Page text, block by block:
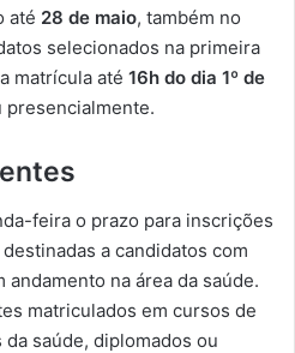
até 28 de maio, também no
selecionados na primeira
matrícula até 16h do dia 1º de
presencialmente.
feira o prazo para inscrições
a candidatos com
na área da saúde.
matriculados em cursos de
saúde, diplomados ou